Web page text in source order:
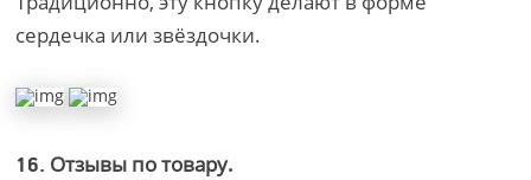
сердечка или звёздочки.
16. Отзывы по товару.